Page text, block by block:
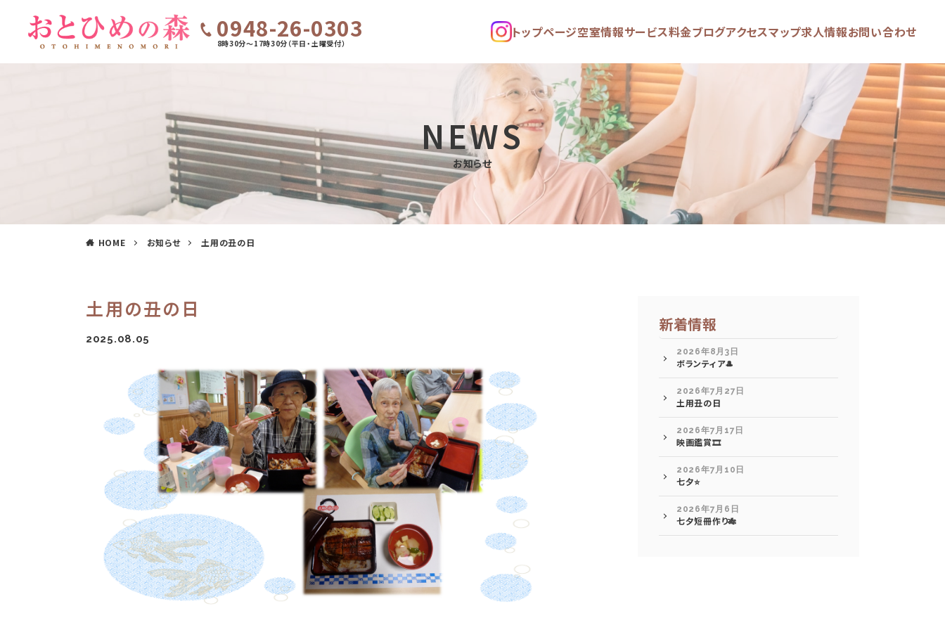
0948-26-0303
8時30分～17時30分（平日・土曜受付）
トップページ空室情報サービス料金ブログアクセスマップ求人情報お問い合わせ
NEWS
お知らせ
HOME お知らせ 土用の丑の日
土用の丑の日
2025.08.05
新着情報
2026年8月3日
ボランティア🎩
2026年7月27日
土用丑の日
2026年7月17日
映画鑑賞🎞️
2026年7月10日
七夕⭐
2026年7月6日
七夕短冊作り🎋